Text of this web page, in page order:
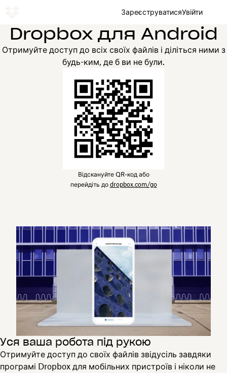
ЗареєструватисяУвійти
Dropbox для Android
Отримуйте доступ до всіх своїх файлів і діліться ними з
будь-ким, де б ви не були.
Відскануйте QR-код або
перейдіть до dropbox.com/go
Уся ваша робота під рукою
Отримуйте доступ до своїх файлів звідусіль завдяки
програмі Dropbox для мобільних пристроїв і ніколи не